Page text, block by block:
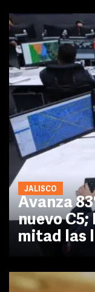
JALISCO
Avanza
nuevo C5;
mitad las